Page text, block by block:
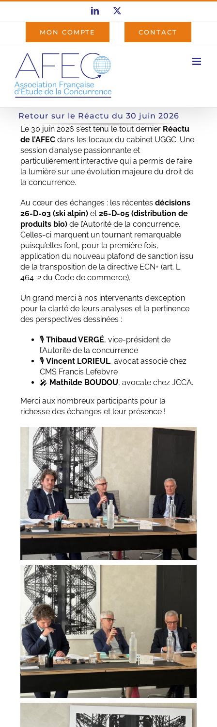
Passer
LinkedIn
MON COMPTE CONTACT
Retour sur le Réactu du 30 juin 2026
Le 30 juin 2026 s’est tenu le tout dernier Réactu
de l’AFECdans les locaux du cabinet UGGC. Une
session d’analyse passionnante et
particulièrement interactive qui a permis de faire
la lumière sur une évolution majeure du droit de
la concurrence.
Au cœur des échanges : les récentes décisions
26-D-03 (ski alpin)et 26-D-05 (distribution de
produits bio)de l’Autorité de la concurrence.
Celles-ci marquent un tournant remarquable
puisqu’elles font, pour la première fois,
application du nouveau plafond de sanction issu
de la transposition de la directive ECN+ (art. L.
464-2 du Code de commerce).
Un grand merci à nos intervenants d’exception
pour la clarté de leurs analyses et la pertinence
des perspectives dessinées :
🎙 Thibaud VERGÉ, vice-président de
l’Autorité de la concurrence
🎙 Vincent LORIEUL, avocat associé chez
CMS Francis Lefebvre
🎤 Mathilde BOUDOU, avocate chez JCCA.
Merci aux nombreux participants pour la
richesse des échanges et leur présence !